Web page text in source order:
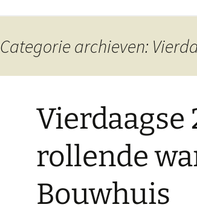
Categorie archieven:
Vierdaagse
rollende
Bouwhuis